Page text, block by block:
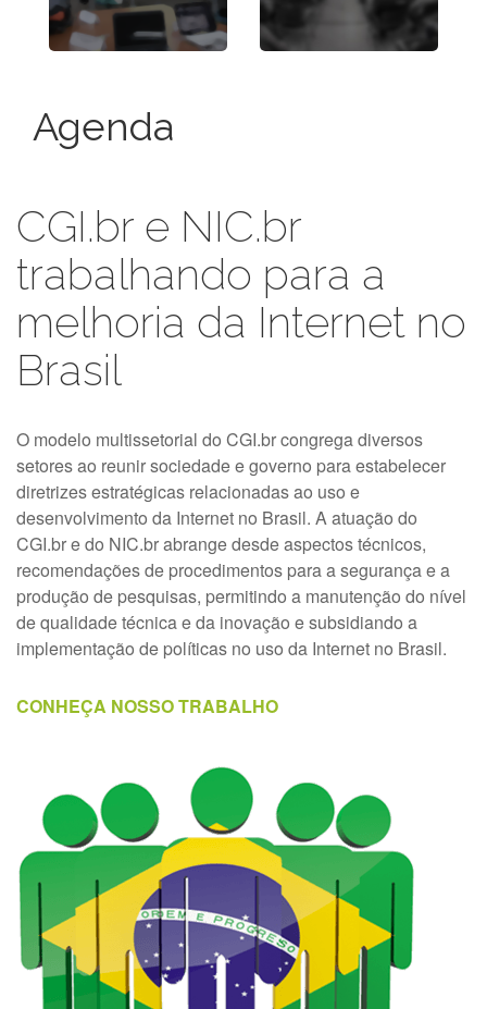
Agenda
CGI.br e NIC.br
trabalhando para a
melhoria da Internet no
Brasil
O modelo multissetorial do CGI.br congrega diversos
setores ao reunir sociedade e governo para estabelecer
diretrizes estratégicas relacionadas ao uso e
desenvolvimento da Internet no Brasil. A atuação do
CGI.br e do NIC.br abrange desde aspectos técnicos,
recomendações de procedimentos para a segurança e a
produção de pesquisas, permitindo a manutenção do nível
de qualidade técnica e da inovação e subsidiando a
implementação de políticas no uso da Internet no Brasil.
CONHEÇA NOSSO TRABALHO